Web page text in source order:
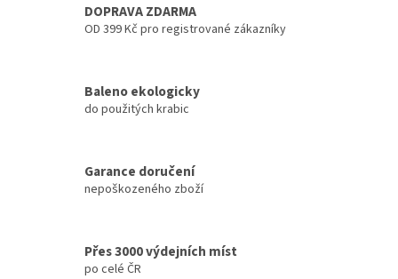
DOPRAVA ZDARMA
OD 399 Kč pro registrované zákazníky
Baleno ekologicky
do použitých krabic
Garance doručení
nepoškozeného zboží
Přes 3000 výdejních míst
po celé ČR